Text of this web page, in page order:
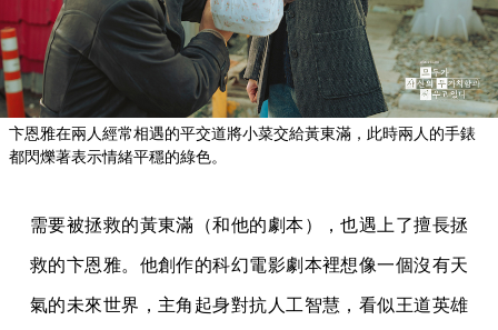
卞恩雅在兩人經常相遇的平交道將小菜交給黃東滿，此時兩人的手錶
都閃爍著表示情緒平穩的綠色。
需要被拯救的黃東滿（和他的劇本），也遇上了擅長拯
救的卞恩雅。他創作的科幻電影劇本裡想像一個沒有天
氣的未來世界，主角起身對抗人工智慧，看似王道英雄